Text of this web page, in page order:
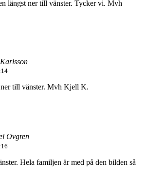
längst ner till vänster. Tycker vi. Mvh
till vänster. Mvh Kjell K.
Ovgren
Hela familjen är med på den bilden så